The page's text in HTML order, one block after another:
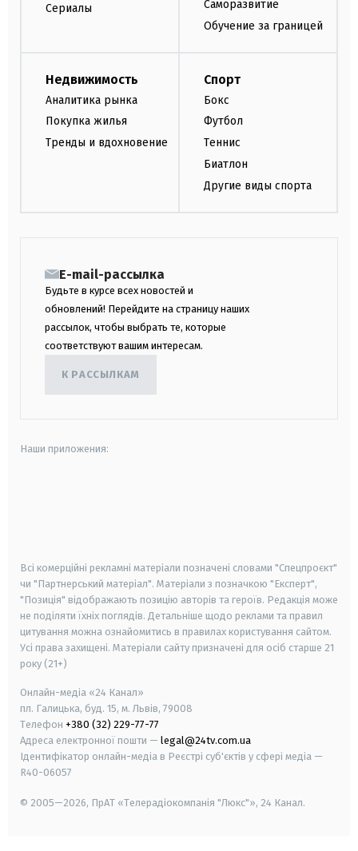
Сериалы
Саморазвитие
Обучение за границей
Недвижимость
Аналитика рынка
Покупка жилья
Тренды и вдохновение
Спорт
Бокс
Футбол
Теннис
Биатлон
Другие виды спорта
E-mail-рассылка
Будьте в курсе всех новостей и
обновлений! Перейдите на страницу наших
рассылок, чтобы выбрать те, которые
соответствуют вашим интересам.
К РАССЫЛКАМ
Наши приложения:
Всі комерційні рекламні матеріали позначені словами "Спецпроєкт"
чи "Партнерський матеріал". Матеріали з позначкою "Експерт",
"Позиція" відображають позицію авторів та героїв. Редакція може
не поділяти їхніх поглядів. Детальніше щодо реклами та правил
цитування можна ознайомитись в правилах користування сайтом.
Усі права захищені. Матеріали сайту призначені для осіб старше 21
року (21+)
Онлайн-медіа «24 Канал»
пл. Галицька, буд. 15, м. Львів, 79008
Телефон +380 (32) 229-77-77
Адреса електронної пошти — legal@24tv.com.ua
Ідентифікатор онлайн-медіа в Реєстрі суб'єктів у сфері медіа —
R40-06057
© 2005—2026, ПрАТ «Телерадіокомпанія "Люкс"», 24 Канал.